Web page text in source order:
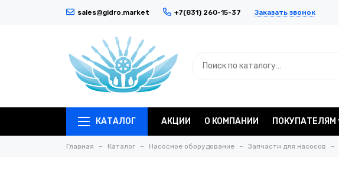
sales@gidro.market +7(831) 260-15-37 Заказать звонок
КАТАЛОГ АКЦИИ О КОМПАНИИ ПОКУПАТЕЛЯМ
Главная Каталог Насосное оборудование Запчасти для насосов